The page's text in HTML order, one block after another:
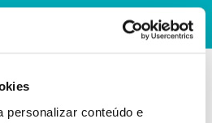
personalizar conteúdo e